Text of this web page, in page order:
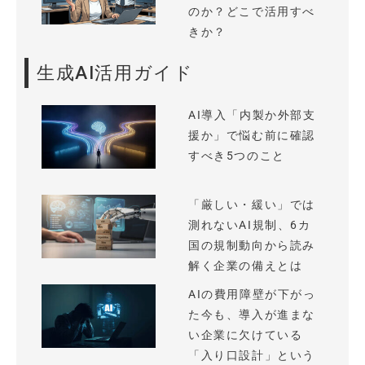
のか？どこで活用すべ
きか？
生成AI活用ガイド
AI導入「内製か外部支
援か」で悩む前に確認
すべき5つのこと
「厳しい・緩い」では
測れないAI規制、6カ
国の規制動向から読み
解く企業の備えとは
AIの費用障壁が下がっ
た今も、導入が進まな
い企業に欠けている
「入り口設計」という